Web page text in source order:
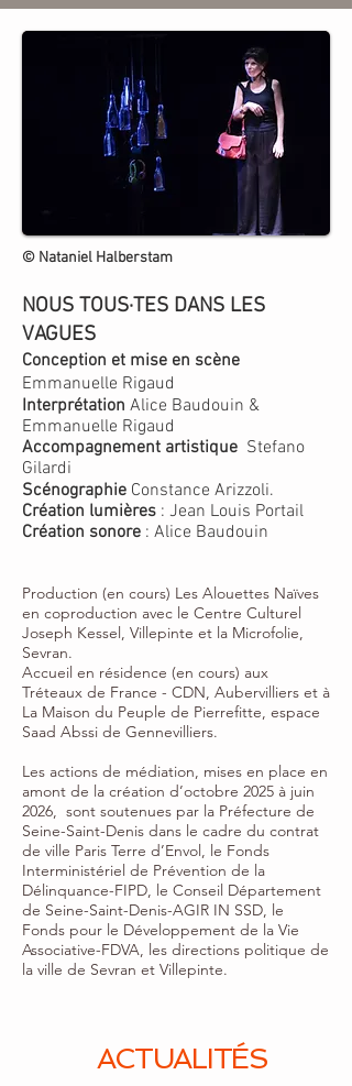
© Nataniel Halberstam
NOUS TOUS·TES DANS LES
VAGUES
Conception et mise en scène
Emmanuelle Rigaud
Interprétation Alice Baudouin &
Emmanuelle Rigaud
Accompagnement artistique Stefano
Gilardi
Scénographie Constance Arizzoli.
Création lumières : Jean Louis Portail
Création sonore : Alice Baudouin
Production (en cours) Les Alouettes Naïves
en coproduction avec le Centre Culturel
Joseph Kessel, Villepinte et la Microfolie,
Sevran.
Accueil en résidence (en cours) aux
Tréteaux de France - CDN, Aubervilliers et à
La Maison du Peuple de Pierrefitte, espace
Saad Abssi de Gennevilliers.
Les actions de médiation, mises en place en
amont de la création d’octobre 2025 à juin
2026, sont soutenues par la Préfecture de
Seine-Saint-Denis dans le cadre du contrat
de ville Paris Terre d’Envol, le Fonds
Interministériel de Prévention de la
Délinquance-FIPD, le Conseil Département
de Seine-Saint-Denis-AGIR IN SSD, le
Fonds pour le Développement de la Vie
Associative-FDVA, les directions politique de
la ville de Sevran et Villepinte.
ACTUALITÉS